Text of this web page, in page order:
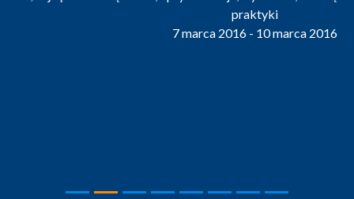
7 marca 2016 - 10 marca 2016